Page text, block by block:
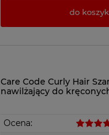
do
Care Code Curly Hair
nawilżający do
Ocena: